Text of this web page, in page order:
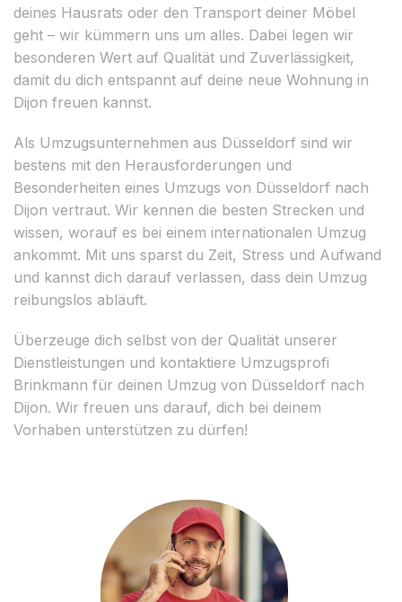
deines Hausrats oder den Transport deiner Möbel
geht – wir kümmern uns um alles. Dabei legen wir
besonderen Wert auf Qualität und Zuverlässigkeit,
damit du dich entspannt auf deine neue Wohnung in
Dijon freuen kannst.
Als Umzugsunternehmen aus Düsseldorf sind wir
bestens mit den Herausforderungen und
Besonderheiten eines Umzugs von Düsseldorf nach
Dijon vertraut. Wir kennen die besten Strecken und
wissen, worauf es bei einem internationalen Umzug
ankommt. Mit uns sparst du Zeit, Stress und Aufwand
und kannst dich darauf verlassen, dass dein Umzug
reibungslos abläuft.
Überzeuge dich selbst von der Qualität unserer
Dienstleistungen und kontaktiere Umzugsprofi
Brinkmann für deinen Umzug von Düsseldorf nach
Dijon. Wir freuen uns darauf, dich bei deinem
Vorhaben unterstützen zu dürfen!